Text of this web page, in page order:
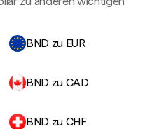
BND zu EUR
BND zu CAD
BND zu CHF